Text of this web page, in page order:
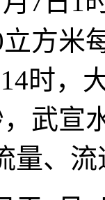
方米
时，
武宣
量、